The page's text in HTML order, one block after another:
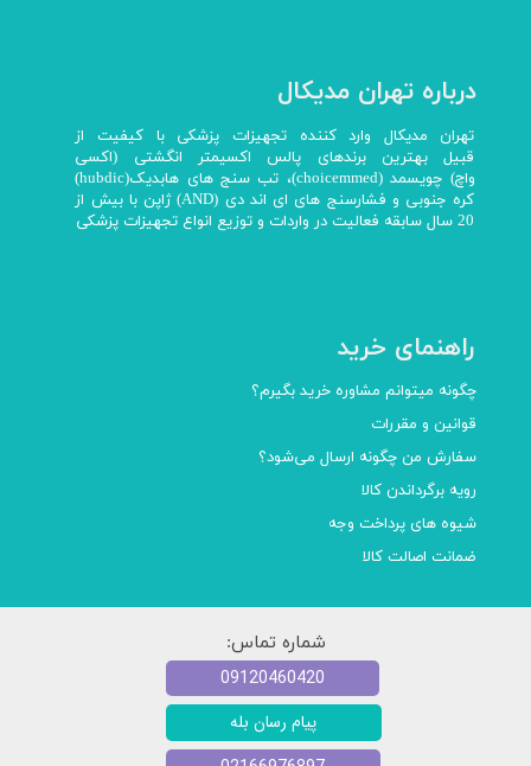
درباره تهران مدیکال
تهران مدیکال وارد کننده تجهیزات پزشکی با کیفیت از
قبیل بهترین برندهای پالس اکسیمتر انگشتی (اکسی
واچ) چویسمد (choicemmed)، تب سنج های هابدیک(hubdic)
کره جنوبی و فشارسنج های ای اند دی (AND) ژاپن با بیش از
20 سال سابقه فعالیت در واردات و توزیع انواع تجهیزات پزشکی
راهنمای خرید
چگونه میتوانم مشاوره خرید بگیرم؟
قوانین و مقررات
سفارش من چگونه ارسال می‌شود؟
رویه برگرداندن کالا
شیوه های پرداخت وجه
ضمانت اصالت کالا
شماره تماس:
پیام رسان بله
09120460420